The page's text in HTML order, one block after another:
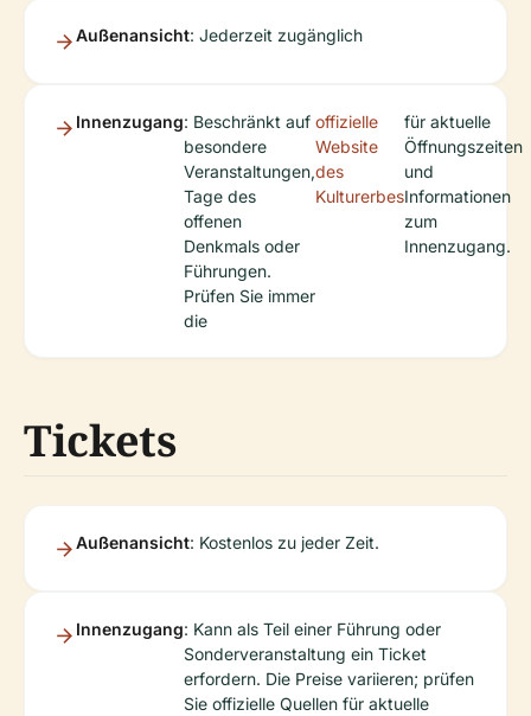
Außenansicht: Jederzeit zugänglich
Innenzugang: Beschränkt auf
besondere
Veranstaltungen,
Tage des
offenen
Denkmals oder
Führungen.
Prüfen Sie immer
die
offizielle
Website
des
Kulturerbes
für aktuelle
Öffnungszeiten
und
Informationen
zum
Innenzugang.
Tickets
Außenansicht: Kostenlos zu jeder Zeit.
Innenzugang: Kann als Teil einer Führung oder
Sonderveranstaltung ein Ticket
erfordern. Die Preise variieren; prüfen
Sie offizielle Quellen für aktuelle